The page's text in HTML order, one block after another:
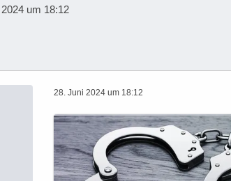
um 18:12
28. Juni 2024 um 18:12